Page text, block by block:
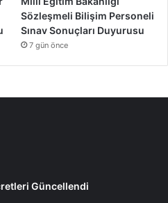
Sözleşmeli Bilişim Personeli
Sınav Sonuçları Duyurusu
7 gün önce
Güncellendi